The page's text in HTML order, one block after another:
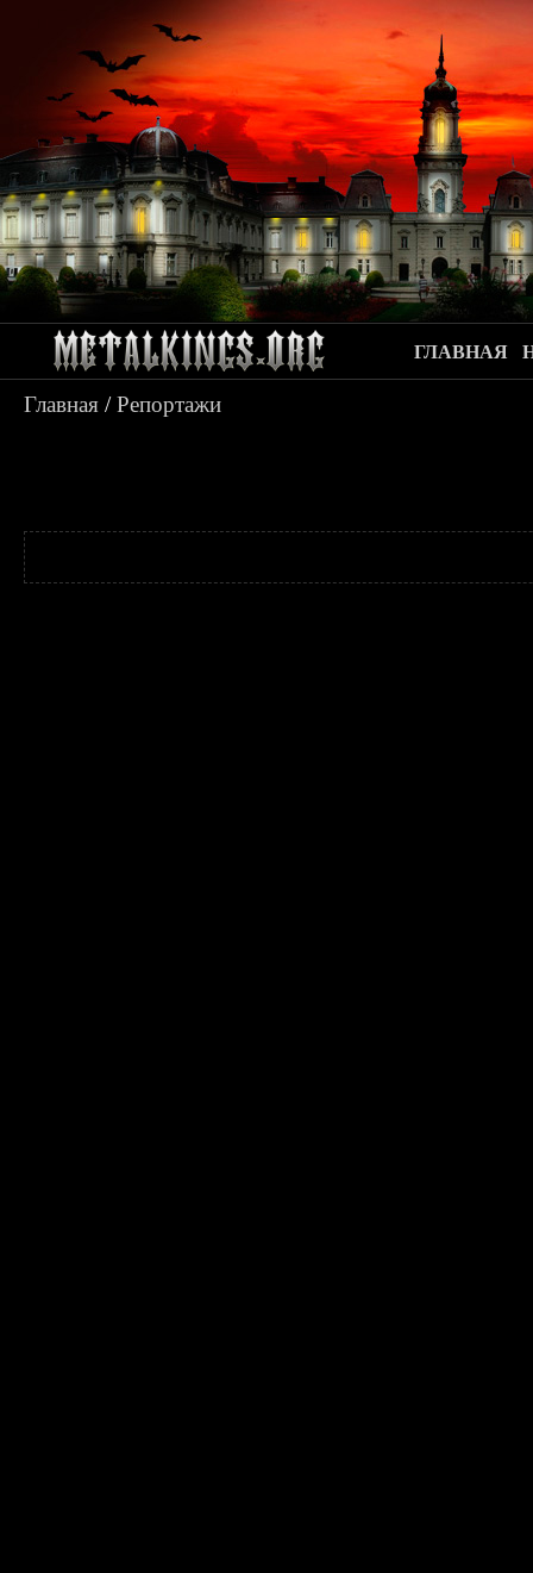
ГЛАВНАЯ
Главная /Репортажи